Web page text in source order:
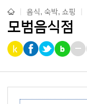
음식, 숙박, 쇼핑
모범음식점